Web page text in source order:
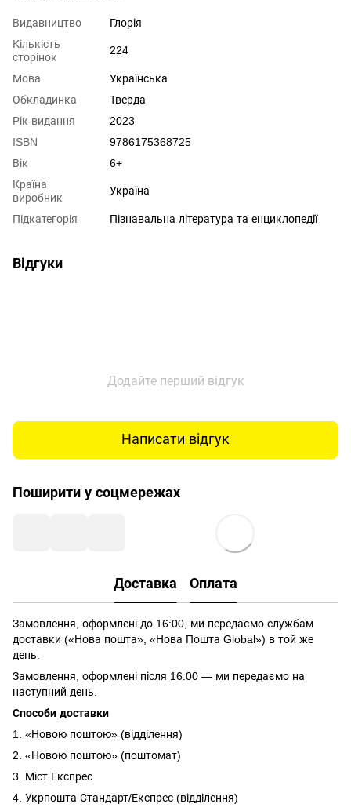
Видавництво
Глорія
Кількість
сторінок
224
Мова
Українська
Обкладинка
Тверда
Рік видання
2023
ISBN
9786175368725
Вік
6+
Країна
виробник
Україна
Підкатегорія Пізнавальна література та енциклопедії
Відгуки
Додайте перший відгук
Написати відгук
Поширити у соцмережах
Доставка Оплата
Замовлення, оформлені до 16:00, ми передаємо службам
доставки («Нова пошта», «Нова Пошта Global») в той же
день.
Замовлення, оформлені після 16:00 — ми передаємо на
наступний день.
Способи доставки
1. «Новою поштою» (відділення)
2. «Новою поштою» (поштомат)
3. Міст Експрес
4. Укрпошта Стандарт/Експрес (відділення)